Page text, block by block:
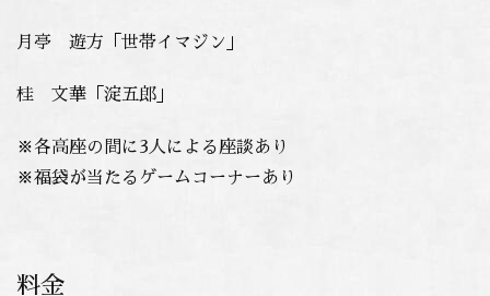
月亭 遊方「世帯イマジン」
桂 文華「淀五郎」
※各高座の間に3人による座談あり
※福袋が当たるゲームコーナーあり
料金